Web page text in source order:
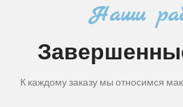
Наши
К каждому заказу мы относимся